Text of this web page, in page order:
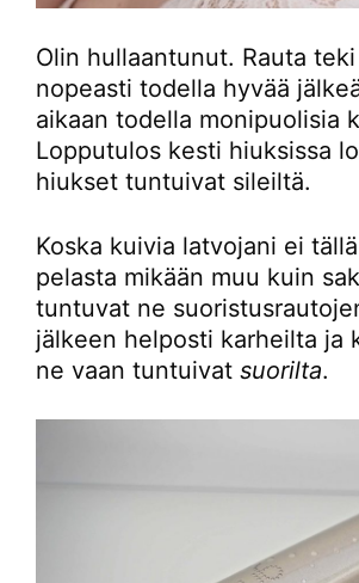
Olin hullaantunut. Rauta
nopeasti todella hyvää
aikaan todella monipuolisia
Lopputulos kesti hiuksissa
hiukset tuntuivat sileiltä.
Koska kuivia latvojani ei
pelasta mikään muu kuin
tuntuvat ne
jälkeen helposti karheilta ja
ne vaan tuntuivat suorilta.